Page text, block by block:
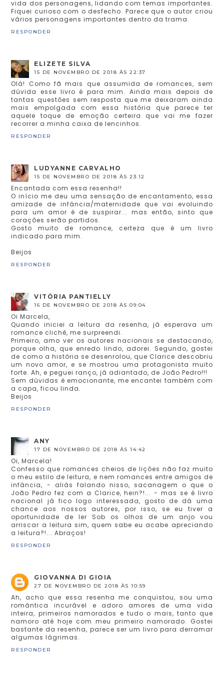
vida dos personagens, lidando com temas importantes.
Fiquei curioso com o desfecho. Parece que o autor criou
vários personagens importantes dentro da trama.
RESPONDER
ELIZETE SILVA
15 DE NOVEMBRO DE 2018 ÀS 22:37
Olá! Como fã mais que assumida de romances, sem
dúvida esse livro é para mim. Ainda mais depois de
tantas questões sem resposta que me deixaram ainda
mais empolgada com essa história que parece ter
aquele toque de emoção certeira que vai me fazer
recorrer a minha caixa de lencinhos.
RESPONDER
LUDYANNE CARVALHO
15 DE NOVEMBRO DE 2018 ÀS 23:12
Encantada com essa resenha!!
O início me deu uma sensação de encantamento, essa
amizade de infância/maternidade que vai evoluindo
para um amor é de suspirar... mas então, sinto que
corações serão partidos.
Gosto muito de romance, certeza que é um livro
indicado para mim.
Beijos
RESPONDER
VITÓRIA PANTIELLY
16 DE NOVEMBRO DE 2018 ÀS 09:04
Oi Marcela,
Quando iniciei a leitura da resenha, já esperava um
romance clichê, me surpreendi.
Primeiro, amo ver os autores nacionais se destacando,
porque olha, que enredo lindo, adorei. Segundo, gostei
de como a história se desenrolou, que Clarice descobriu
um novo amor, e se mostrou uma protagonista muito
forte. Ah, e peguei ranço, já adiantado, de João Pedro!!!
Sem dúvidas é emocionante, me encantei também com
a capa, ficou linda.
Beijos
RESPONDER
ANY
17 DE NOVEMBRO DE 2018 ÀS 14:42
Oi, Marcela!
Confesso que romances cheios de lições não faz muito
o meu estilo de leitura, e nem romances entre amigos de
infância, - aliás falando nisso, sacanagem o que o
João Pedro fez com a Clarice, hein?!... - mas se é livro
nacional já fico logo interessada, gosto de dá uma
chance aos nossos autores, por isso, se eu tiver a
oportunidade de ler Sob os olhos de um anjo vou
arriscar a leitura sim, quem sabe eu acabe apreciando
a leitura?!... Abraços!
RESPONDER
GIOVANNA DI GIOIA
27 DE NOVEMBRO DE 2018 ÀS 10:59
Ah, acho que essa resenha me conquistou, sou uma
romântica incurável e adoro amores de uma vida
inteira, primeiros namorados e tudo o mais, tanto que
namoro até hoje com meu primeiro namorado. Gostei
bastante da resenha, parece ser um livro para derramar
algumas lágrimas.
RESPONDER